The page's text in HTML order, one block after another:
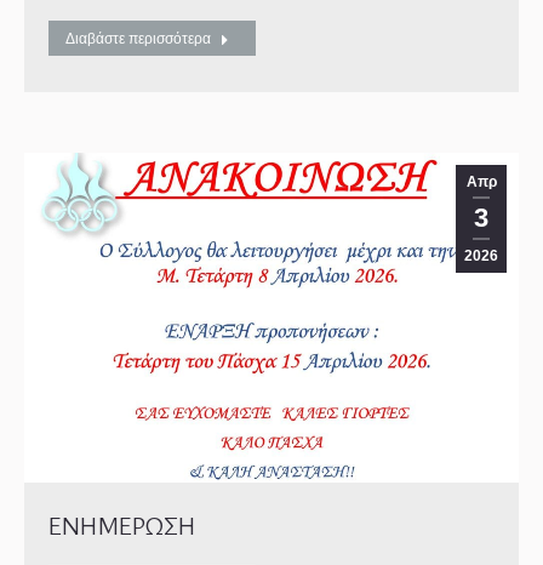
Διαβάστε περισσότερα
Απρ
3
2026
ΕΝΗΜΕΡΩΣΗ